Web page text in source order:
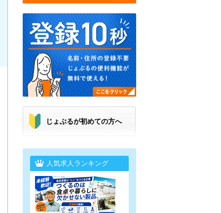
じょぶるが初めての方へ
人気求人ランキング